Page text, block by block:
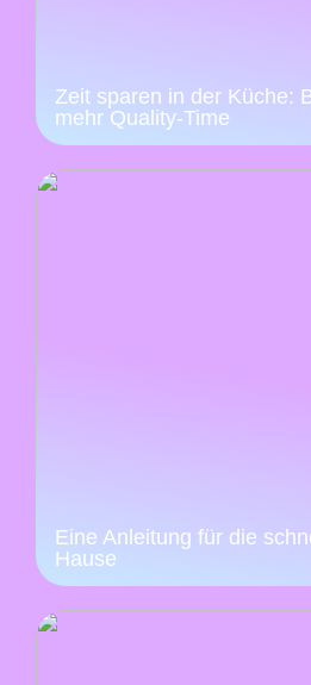
Zeit sparen in der Küche:
mehr Quality-Time
Eine Anleitung für die
Hause